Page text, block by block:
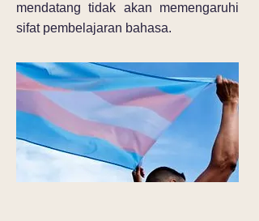
mendatang tidak akan memengaruhi
sifat pembelajaran bahasa.